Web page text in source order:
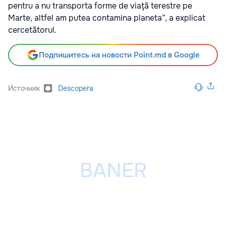
pentru a nu transporta forme de viaţă terestre pe
Marte, altfel am putea contamina planeta”, a explicat
cercetătorul.
Подпишитесь на новости Point.md в Google
Источник Descopera